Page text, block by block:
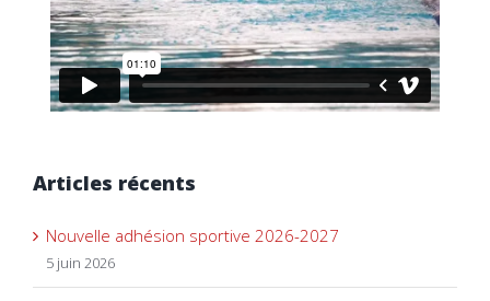
Articles récents
Nouvelle adhésion sportive 2026-2027
5 juin 2026